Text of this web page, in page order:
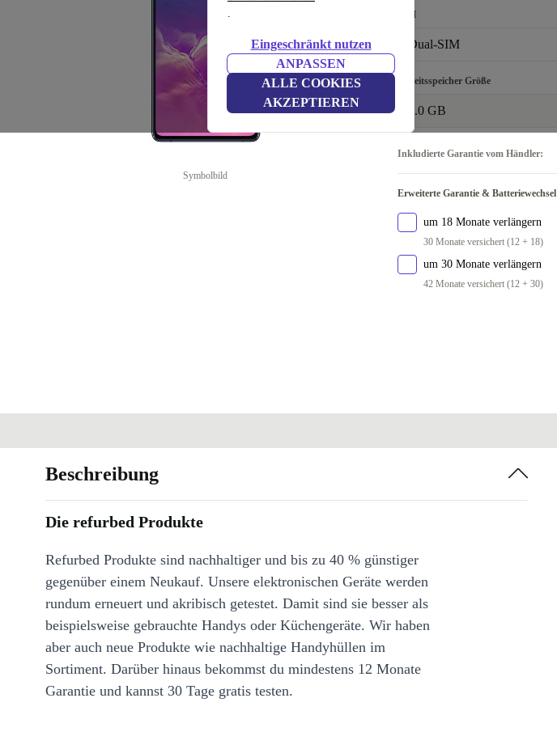
.
Eingeschränkt nutzen
ANPASSEN
ALLE COOKIES
AKZEPTIEREN
Symbolbild
schwarz
blau
SIM
Dual-SIM
Dual-SIM
Single-SIM
Arbeitsspeicher Größe
8.0 GB
Inkludierte Garantie vom Händler:
Erweiterte Garantie & Batteriewechsel
um 18 Monate verlängern
30 Monate versichert (12 + 18)
um 30 Monate verlängern
42 Monate versichert (12 + 30)
Beschreibung
Die refurbed Produkte
Refurbed Produkte sind nachhaltiger und bis zu 40 % günstiger
gegenüber einem Neukauf. Unsere elektronischen Geräte werden
rundum erneuert und akribisch getestet. Damit sind sie besser als
beispielsweise gebrauchte Handys oder Küchengeräte. Wir haben
aber auch neue Produkte wie nachhaltige Handyhüllen im
Sortiment. Darüber hinaus bekommst du mindestens 12 Monate
Garantie und kannst 30 Tage gratis testen.